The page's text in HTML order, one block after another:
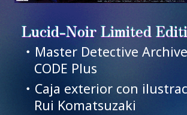
Lucid-Noir Limited
・Master Detective
CODE Plus
・Caja exterior con
Rui Komatsuzaki